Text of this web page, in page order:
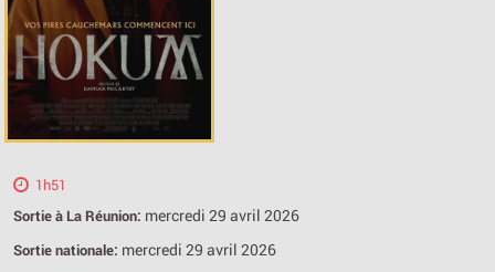
1h51
Sortie à La Réunion: mercredi 29 avril 2026
Sortie nationale: mercredi 29 avril 2026